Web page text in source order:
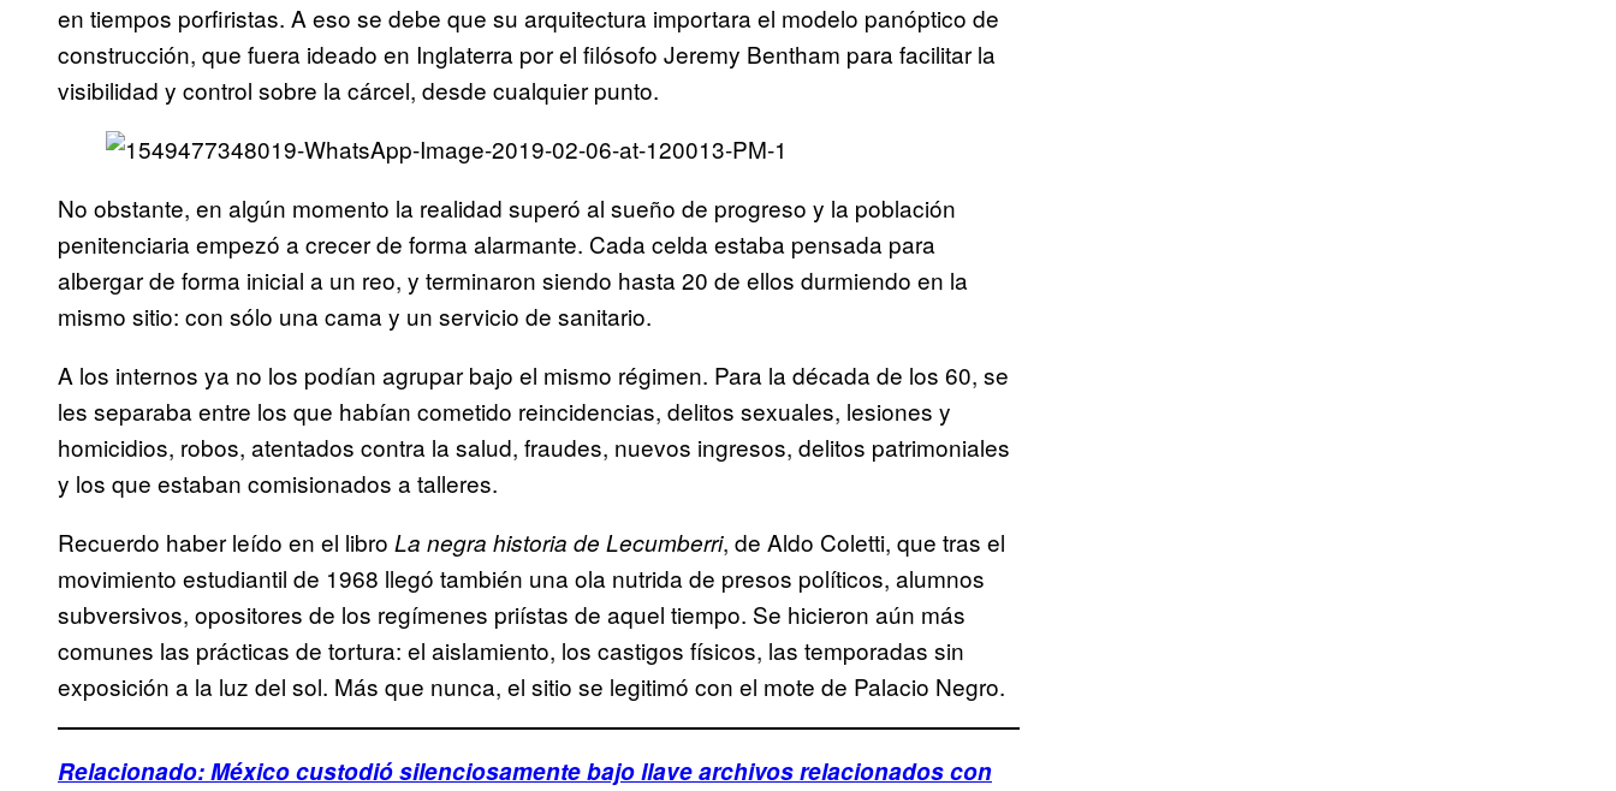
en tiempos porfiristas. A eso se debe que su arquitectura importara el modelo panóptico de
construcción, que fuera ideado en Inglaterra por el filósofo Jeremy Bentham para facilitar la
visibilidad y control sobre la cárcel, desde cualquier punto.
No obstante, en algún momento la realidad superó al sueño de progreso y la población
penitenciaria empezó a crecer de forma alarmante. Cada celda estaba pensada para
albergar de forma inicial a un reo, y terminaron siendo hasta 20 de ellos durmiendo en la
mismo sitio: con sólo una cama y un servicio de sanitario.
A los internos ya no los podían agrupar bajo el mismo régimen. Para la década de los 60, se
les separaba entre los que habían cometido reincidencias, delitos sexuales, lesiones y
homicidios, robos, atentados contra la salud, fraudes, nuevos ingresos, delitos patrimoniales
y los que estaban comisionados a talleres.
Recuerdo haber leído en el libro La negra historia de Lecumberri, de Aldo Coletti, que tras el
movimiento estudiantil de 1968 llegó también una ola nutrida de presos políticos, alumnos
subversivos, opositores de los regímenes priístas de aquel tiempo. Se hicieron aún más
comunes las prácticas de tortura: el aislamiento, los castigos físicos, las temporadas sin
exposición a la luz del sol. Más que nunca, el sitio se legitimó con el mote de Palacio Negro.
Relacionado: México custodió silenciosamente bajo llave archivos relacionados con